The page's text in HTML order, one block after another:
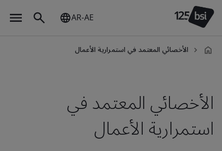
AR-AE
ar-
الأخصائي المعتمد في استمرارية الأعمال
الأخصائي المعتمد في
استمرارية الأعمال